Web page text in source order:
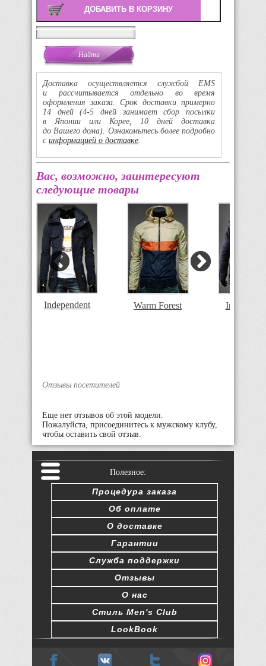
Поиск
Доставка осуществляется службой EMS
и рассчитывается отдельно во время
оформления заказа. Срок доставки примерно
14 дней(4-5 дней занимает сбор посылки
в Японии или Корее, 10 дней доставка
до Вашего дома). Ознакомьтесь более подробно
с информацией о доставке.
Вас, возможно, заинтересуют
следующие товары
Independent Warm Forest
Отзывы посетителей
Еще нет отзывов об этой модели.
Пожалуйста, присоединитесь к мужскому клубу,
чтобы оставить свой отзыв.
Полезное:
Процедура заказа
Об оплате
О доставке
Гарантии
Служба поддержки
Отзывы
О нас
Стиль Men's Club
LookBook